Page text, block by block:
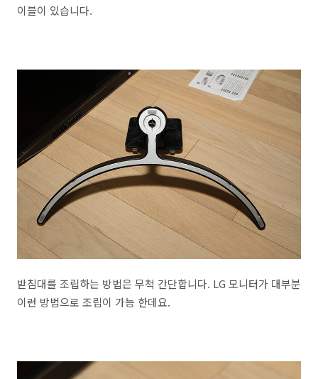
이블이 있습니다.
받침대를 조립하는 방법은 무척 간단합니다. LG 모니터가 대부분
이런 방법으로 조립이 가능 한데요.